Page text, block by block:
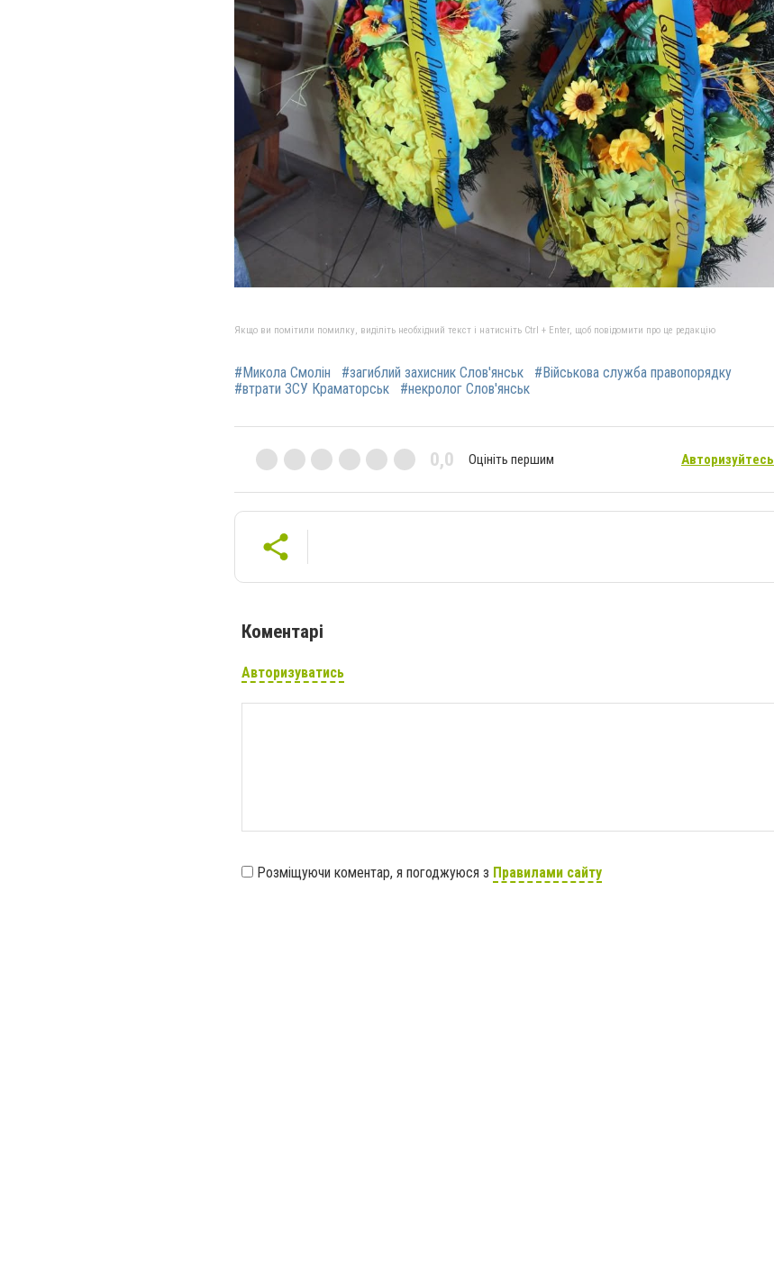
Якщо ви помітили помилку, виділіть необхідний текст і натисніть Ctrl + Enter, щоб повідомити про це редакцію
#Микола Смолін #загиблий захисник Слов'янськ
#Військова служба правопорядку
#втрати ЗСУ Краматорськ
#некролог Слов'янськ
0,0 Оцініть першим Авторизуйтесь
Коментарі
Авторизуватись
Розміщуючи коментар, я погоджуюся з Правилами сайту